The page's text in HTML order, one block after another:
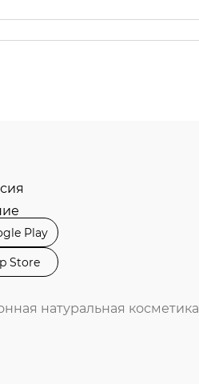
Play
Store
натуральная косметика